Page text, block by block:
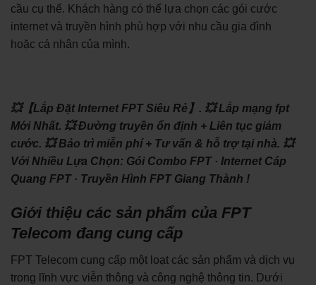
cầu cụ thể. Khách hàng có thể lựa chọn các gói cước
internet và truyền hình phù hợp với nhu cầu gia đình
hoặc cá nhân của mình.
💥【Lắp Đặt Internet FPT Siêu Rẻ】. 💥 Lắp mạng fpt
Mới Nhất. 💥 Đường truyền ổn định + Liên tục giảm
cước. 💥 Bảo trì miễn phí + Tư vấn & hỗ trợ tại nhà. 💥
Với Nhiều Lựa Chọn: ‎Gói Combo FPT · ‎Internet Cáp
Quang FPT · ‎Truyền Hình FPT Giang Thành !
Giới thiệu các sản phẩm của FPT
Telecom đang cung cấp
FPT Telecom cung cấp một loạt các sản phẩm và dịch vụ
trong lĩnh vực viễn thông và công nghệ thông tin. Dưới